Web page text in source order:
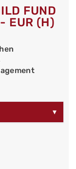
FUND
EUR (H)
▾